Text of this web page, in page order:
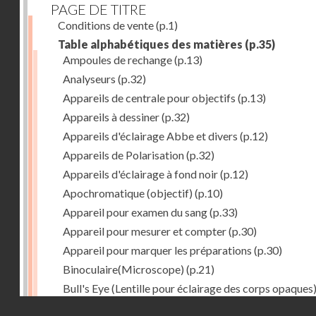
PAGE DE TITRE
Conditions de vente(p.1)
Table alphabétiques des matières (p.35)
Ampoules de rechange(p.13)
Analyseurs (p.32)
Appareils de centrale pour objectifs (p.13)
Appareils à dessiner(p.32)
Appareils d'éclairage Abbe et divers (p.12)
Appareils de Polarisation(p.32)
Appareils d'éclairage à fond noir(p.12)
Apochromatique (objectif) (p.10)
Appareil pour examen du sang(p.33)
Appareil pour mesurer et compter(p.30)
Appareil pour marquer les préparations (p.30)
Binoculaire(Microscope) (p.21)
Bull's Eye (Lentille pour éclairage des corps opaques)
(p.27)